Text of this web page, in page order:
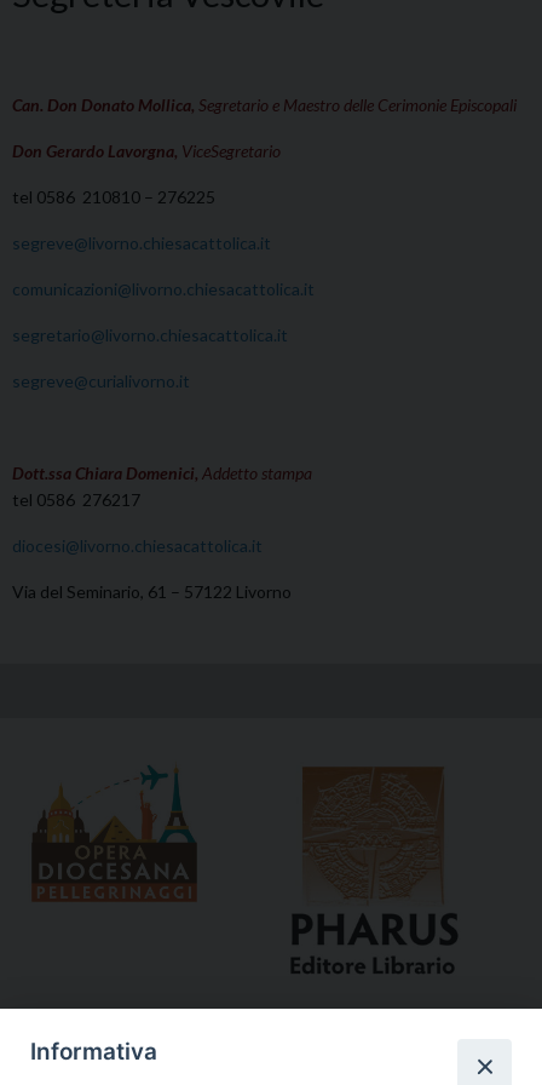
Can. Don Donato Mollica, Segretario e Maestro delle Cerimonie Episcopali
Don Gerardo Lavorgna, ViceSegretario
tel 0586 210810 – 276225
segreve@livorno.chiesacattolica.it
comunicazioni@livorno.chiesacattolica.it
segretario@livorno.chiesacattolica.it
segreve@curialivorno.it
Dott.ssa Chiara Domenici, Addetto stampa
tel 0586 276217
diocesi@livorno.chiesacattolica.it
Via del Seminario, 61 – 57122 Livorno
Informativa